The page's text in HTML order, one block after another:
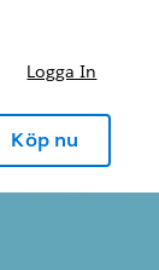
Logga In
Köp nu